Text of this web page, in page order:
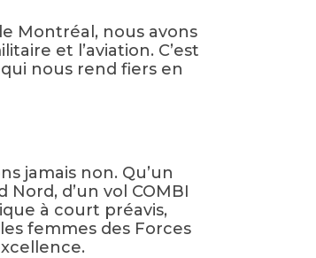
Montréal, nous avons
et l’aviation. C’est
nous rend fiers en
jamais non. Qu’un
d’un vol COMBI
à court préavis,
femmes des Forces